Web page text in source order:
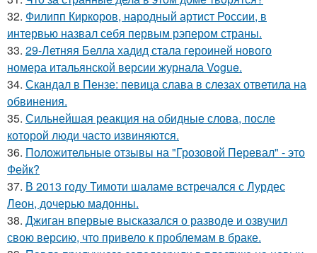
32. Филипп Киркоров, народный артист России, в
интервью назвал себя первым рэпером страны.
33. 29-Летняя Белла хадид стала героиней нового
номера итальянской версии журнала Vogue.
34. Скандал в Пензе: певица слава в слезах ответила на
обвинения.
35. Сильнейшая реакция на обидные слова, после
которой люди часто извиняются.
36. Положительные отзывы на "Грозовой Перевал" - это
Фейк?
37. В 2013 году Тимоти шаламе встречался с Лурдес
Леон, дочерью мадонны.
38. Джиган впервые высказался о разводе и озвучил
свою версию, что привело к проблемам в браке.